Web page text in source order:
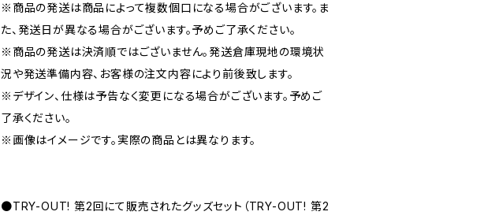
※商品の発送は商品によって複数個口になる場合がございます。ま
た、発送日が異なる場合がございます。予めご了承ください。
※商品の発送は決済順ではございません。発送倉庫現地の環境状
況や発送準備内容、お客様の注文内容により前後致します。
※デザイン、仕様は予告なく変更になる場合がございます。予めご
了承ください。
※画像はイメージです。実際の商品とは異なります。
●TRY-OUT! 第2回にて販売されたグッズセット（TRY-OUT! 第2